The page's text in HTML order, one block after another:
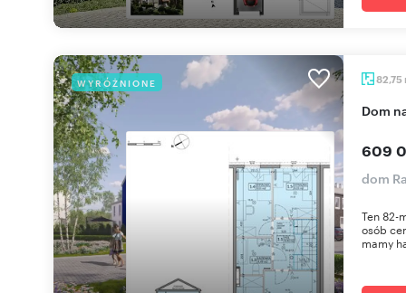
WYRÓŻNIONE 82,75
dom
609
dom
Ten 82-
osób
mamy